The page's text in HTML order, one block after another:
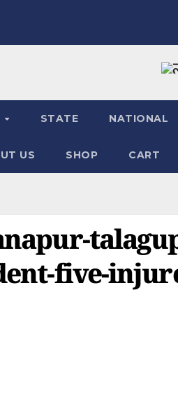
STATE NATIONAL
US SHOP CART
five-